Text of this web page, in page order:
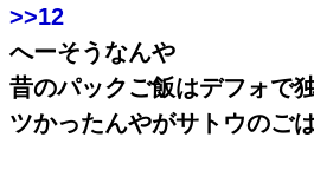
>>12
へーそうなんや
昔のパックご飯はデフォで
ツかったんやがサトウのご